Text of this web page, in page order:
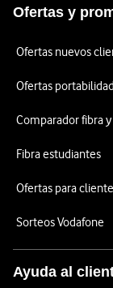
Ofertas y
Ofertas nuevos
Ofertas
Comparador fibra
Fibra estudiantes
Ofertas para
Sorteos Vodafone
Ayuda al